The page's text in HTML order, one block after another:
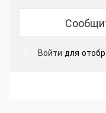
Войти для